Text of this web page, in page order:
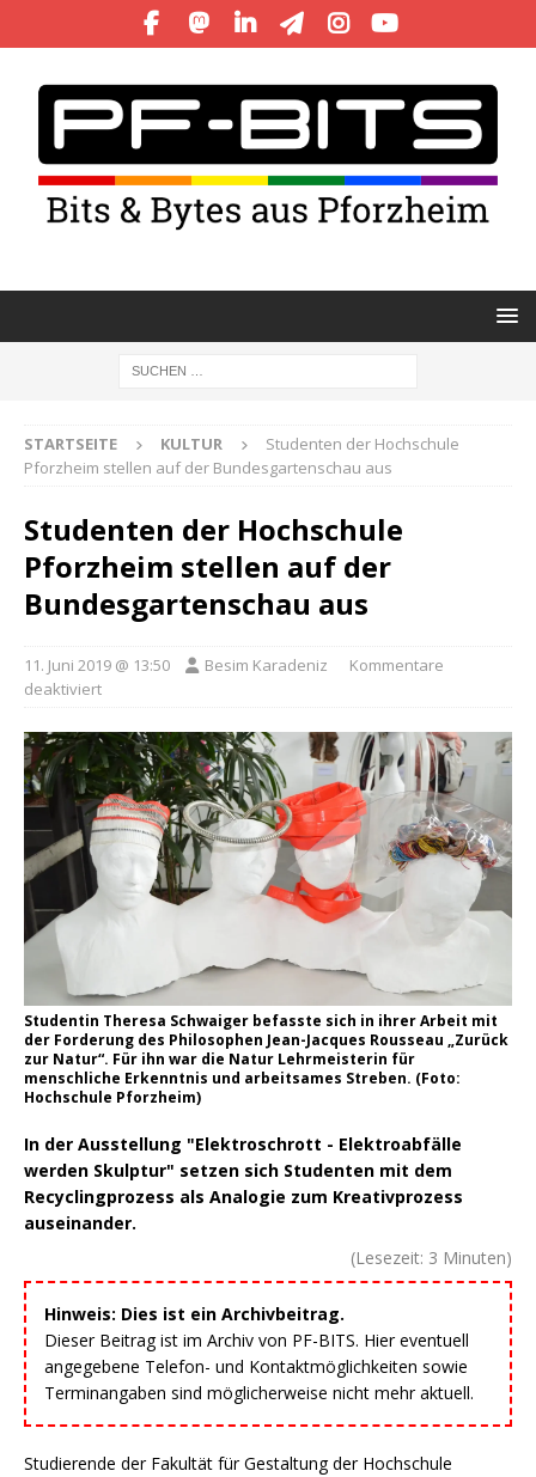
STARTSEITE KULTUR
Studenten der Hochschule
Pforzheim stellen auf der Bundesgartenschau aus
Studenten der Hochschule
Pforzheim stellen auf der
Bundesgartenschau aus
11. Juni 2019 @ 13:50 Besim Karadeniz
Kommentare
deaktiviert
Studentin Theresa Schwaiger befasste sich in ihrer Arbeit mit
der Forderung des Philosophen Jean-Jacques Rousseau „Zurück
zur Natur“. Für ihn war die Natur Lehrmeisterin für
menschliche Erkenntnis und arbeitsames Streben. (Foto:
Hochschule Pforzheim)
In der Ausstellung "Elektroschrott - Elektroabfälle
werden Skulptur" setzen sich Studenten mit dem
Recyclingprozess als Analogie zum Kreativprozess
auseinander.
(Lesezeit: 3 Minuten)
Hinweis: Dies ist ein Archivbeitrag.
Dieser Beitrag ist im Archiv von PF-BITS. Hier eventuell
angegebene Telefon- und Kontaktmöglichkeiten sowie
Terminangaben sind möglicherweise nicht mehr aktuell.
Studierende der Fakultät für Gestaltung der Hochschule